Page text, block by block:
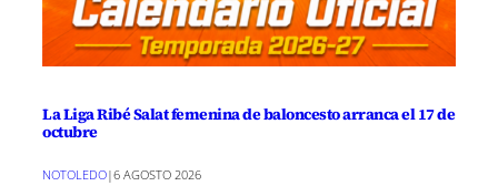
La Liga Ribé Salat femenina de baloncesto arranca el 17 de
octubre
NOTOLEDO|6 AGOSTO 2026